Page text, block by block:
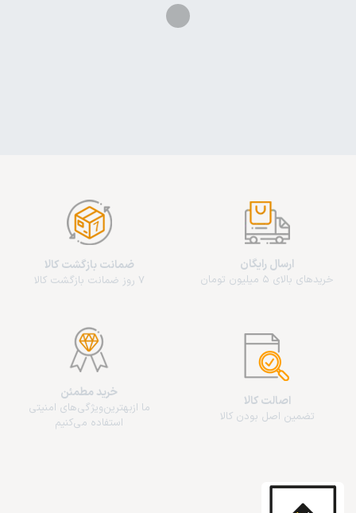
ارسال رایگان
خریدهای بالای 5 میلیون تومان
ضمانت بازگشت کالا
7 روز ضمانت بازگشت کالا
اصالت کالا
تضمین اصل بودن کالا
خرید مطمئن
ما از‌بهترین‌ویژگی‌های امنیتی
استفاده می‌کنیم